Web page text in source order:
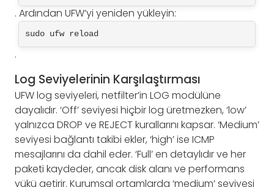
. Ardından UFW’yi yeniden yükleyin:
sudo ufw reload
.
Log Seviyelerinin Karşılaştırması
UFW log seviyeleri, netfilter’in LOG modülüne
dayalıdır. ‘Off’ seviyesi hiçbir log üretmezken, ‘low’
yalnızca DROP ve REJECT kurallarını kapsar. ‘Medium’
seviyesi bağlantı takibi ekler, ‘high’ ise ICMP
mesajlarını da dahil eder. ‘Full’ en detaylıdır ve her
paketi kaydeder, ancak disk alanı ve performans
yükü getirir. Kurumsal ortamlarda ‘medium’ seviyesi